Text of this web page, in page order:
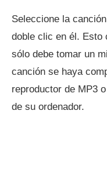
Seleccione la
doble clic en él. Esto
sólo debe tomar un
canción se haya
reproductor de MP3
de su ordenador.